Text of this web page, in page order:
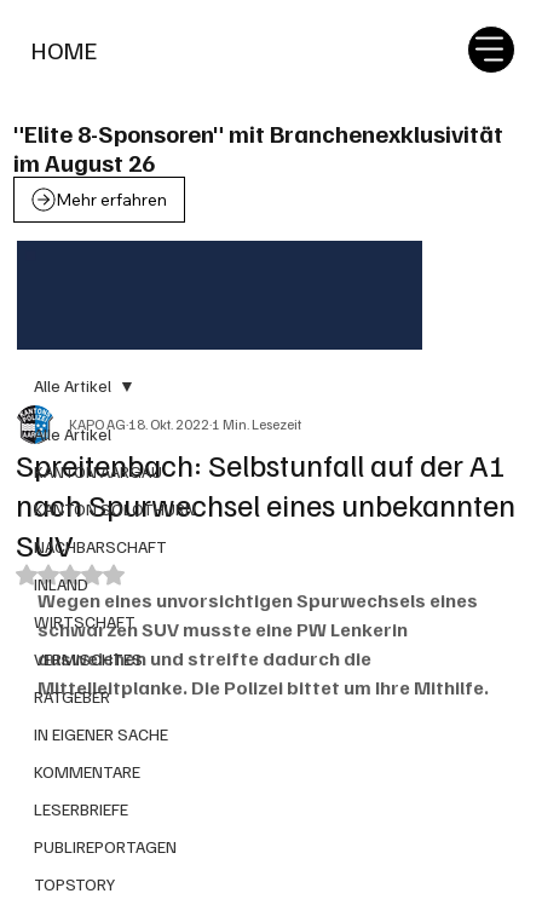
HOME
"Elite 8-Sponsoren" mit Branchenexklusivität
im August 26
Mehr erfahren
Alle Artikel
KANTON AARGAU
KANTON SOLOTHURN
NACHBARSCHAFT
INLAND
WIRTSCHAFT
VERMISCHTES
RATGEBER
IN EIGENER SACHE
KOMMENTARE
LESERBRIEFE
PUBLIREPORTAGEN
TOPSTORY
Alle Artikel
Spreitenbach: Selbstunfall auf der A1
nach Spurwechsel eines unbekannten
SUV
KAPO AG18. Okt. 20221 Min. Lesezeit
Mit NaN von 5 Sternen bewertet.
Wegen eines unvorsichtigen Spurwechsels eines
schwarzen SUV musste eine PW Lenkerin
ausweichen und streifte dadurch die
Mittelleitplanke. Die Polizei bittet um Ihre Mithilfe.